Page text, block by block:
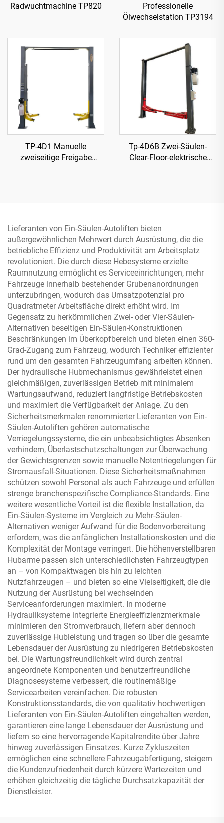
Radwuchtmachine TP820
Professionelle
Ölwechselstation TP3194
TP-4D1 Manuelle
zweiseitige Freigabe
Tp-4D6B Zwei-Säulen-
Clear-Floor-elektrische
Lieferanten von Ein-Säulen-Autoliften bieten
außergewöhnlichen Mehrwert durch Ausrüstung, die die
betriebliche Effizienz und Produktivität am Arbeitsplatz
revolutioniert. Die durch diese Hebesysteme erzielte
Raumnutzung ermöglicht es Serviceeinrichtungen, mehr
Fahrzeuge innerhalb bestehender Grubenanordnungen
unterzubringen, wodurch das Umsatzpotenzial pro
Quadratmeter Arbeitsfläche direkt erhöht wird. Im
Gegensatz zu herkömmlichen Zwei- oder Vier-Säulen-
Alternativen beseitigen Ein-Säulen-Konstruktionen
Beschränkungen im Überkopfbereich und bieten einen 360-
Grad-Zugang zum Fahrzeug, wodurch Techniker effizienter
rund um den gesamten Fahrzeugumfang arbeiten können.
Der hydraulische Hubmechanismus gewährleistet einen
gleichmäßigen, zuverlässigen Betrieb mit minimalem
Wartungsaufwand, reduziert langfristige Betriebskosten
und maximiert die Verfügbarkeit der Anlage. Zu den
Sicherheitsmerkmalen renommierter Lieferanten von Ein-
Säulen-Autoliften gehören automatische
Verriegelungssysteme, die ein unbeabsichtigtes Absenken
verhindern, Überlastschutzschaltungen zur Überwachung
der Gewichtsgrenzen sowie manuelle Notentriegelungen für
Stromausfall-Situationen. Diese Sicherheitsmaßnahmen
schützen sowohl Personal als auch Fahrzeuge und erfüllen
strenge branchenspezifische Compliance-Standards. Eine
weitere wesentliche Vorteil ist die flexible Installation, da
Ein-Säulen-Systeme im Vergleich zu Mehr-Säulen-
Alternativen weniger Aufwand für die Bodenvorbereitung
erfordern, was die anfänglichen Installationskosten und die
Komplexität der Montage verringert. Die höhenverstellbaren
Hubarme passen sich unterschiedlichsten Fahrzeugtypen
an – von Kompaktwagen bis hin zu leichten
Nutzfahrzeugen – und bieten so eine Vielseitigkeit, die die
Nutzung der Ausrüstung bei wechselnden
Serviceanforderungen maximiert. In moderne
Hydrauliksysteme integrierte Energieeffizienzmerkmale
minimieren den Stromverbrauch, liefern aber dennoch
zuverlässige Hubleistung und tragen so über die gesamte
Lebensdauer der Ausrüstung zu niedrigeren Betriebskosten
bei. Die Wartungsfreundlichkeit wird durch zentral
angeordnete Komponenten und benutzerfreundliche
Diagnosesysteme verbessert, die routinemäßige
Servicearbeiten vereinfachen. Die robusten
Konstruktionsstandards, die von qualitativ hochwertigen
Lieferanten von Ein-Säulen-Autoliften eingehalten werden,
garantieren eine lange Lebensdauer der Ausrüstung und
liefern so eine hervorragende Kapitalrendite über Jahre
hinweg zuverlässigen Einsatzes. Kurze Zykluszeiten
ermöglichen eine schnellere Fahrzeugabfertigung, steigern
die Kundenzufriedenheit durch kürzere Wartezeiten und
erhöhen gleichzeitig die tägliche Durchsatzkapazität der
Dienstleister.